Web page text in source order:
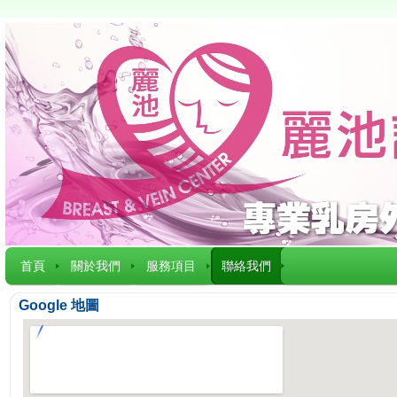
首頁 關於我們 服務項目 聯絡我們
Google 地圖